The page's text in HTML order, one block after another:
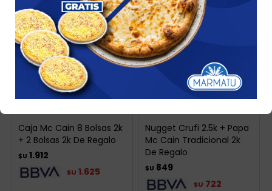
MC CAIN
Caja Mc Cain 8 Bolsas 2k
+ 2 Bolsas 2k De Regalo
$U 1.912
$U 1.625
MC CAIN
Nugget Crufi 2.5k + Papa
Mc Cain Tradicional 2k
De Regalo
$U 849
$U 722